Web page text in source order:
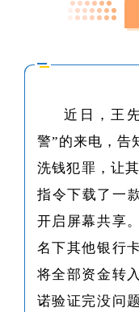
近日，王
警”的来电，告
洗钱犯罪，让
指令下载了一
开启屏幕共享
名下其他银行
将全部资金转
诺验证完没问